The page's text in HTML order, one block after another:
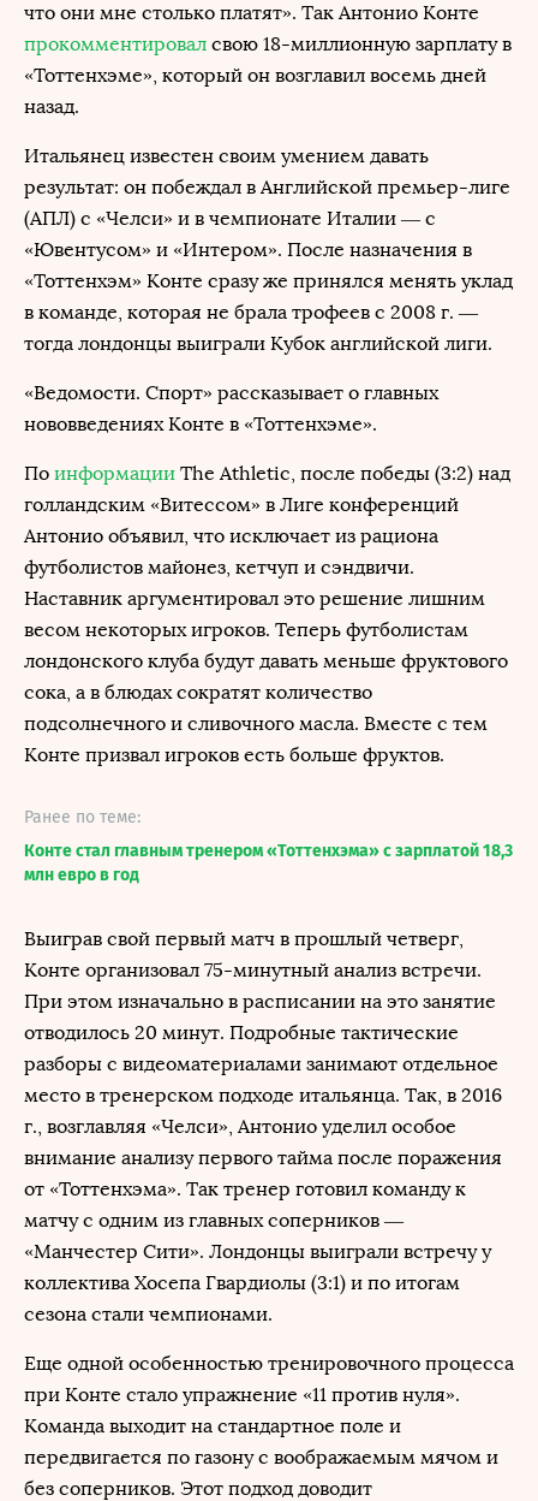
что они мне столько платят». Так Антонио Конте
прокомментировал свою 18-миллионную зарплату в
«Тоттенхэме», который он возглавил восемь дней
назад.
Итальянец известен своим умением давать
результат: он побеждал в Английской премьер-лиге
(АПЛ) с «Челси» и в чемпионате Италии — с
«Ювентусом» и «Интером». После назначения в
«Тоттенхэм» Конте сразу же принялся менять уклад
в команде, которая не брала трофеев с 2008 г. —
тогда лондонцы выиграли Кубок английской лиги.
«Ведомости. Спорт» рассказывает о главных
нововведениях Конте в «Тоттенхэме».
По информации The Athletic, после победы (3:2) над
голландским «Витессом» в Лиге конференций
Антонио объявил, что исключает из рациона
футболистов майонез, кетчуп и сэндвичи.
Наставник аргументировал это решение лишним
весом некоторых игроков. Теперь футболистам
лондонского клуба будут давать меньше фруктового
сока, а в блюдах сократят количество
подсолнечного и сливочного масла. Вместе с тем
Конте призвал игроков есть больше фруктов.
Ранее по теме:
Конте стал главным тренером «Тоттенхэма» с зарплатой 18,3
млн евро в год
Выиграв свой первый матч в прошлый четверг,
Конте организовал 75-минутный анализ встречи.
При этом изначально в расписании на это занятие
отводилось 20 минут. Подробные тактические
разборы с видеоматериалами занимают отдельное
место в тренерском подходе итальянца. Так, в 2016
г., возглавляя «Челси», Антонио уделил особое
внимание анализу первого тайма после поражения
от «Тоттенхэма». Так тренер готовил команду к
матчу с одним из главных соперников —
«Манчестер Сити». Лондонцы выиграли встречу у
коллектива Хосепа Гвардиолы (3:1) и по итогам
сезона стали чемпионами.
Еще одной особенностью тренировочного процесса
при Конте стало упражнение «11 против нуля».
Команда выходит на стандартное поле и
передвигается по газону с воображаемым мячом и
без соперников. Этот подход доводит